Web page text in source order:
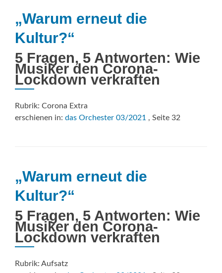
„Warum erneut die
Kultur?“
5 Fragen, 5 Antworten: Wie
Musiker den Corona-
Lockdown verkraften
Rubrik: Corona Extra
erschienen in: das Orchester 03/2021 , Seite 32
„Warum erneut die
Kultur?“
5 Fragen, 5 Antworten: Wie
Musiker den Corona-
Lockdown verkraften
Rubrik: Aufsatz